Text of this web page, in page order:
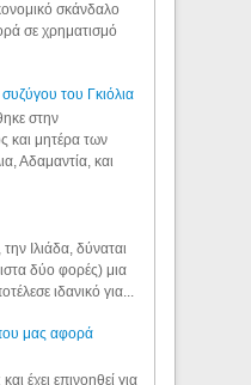
σκάνδαλο
σε χρηματισμό
του Γκιόλια
στην
και μητέρα των
Αδαμαντία, και
Ιλιάδα, δύναται
δύο φορές) μια
ιδανικό για...
μας αφορά
έχει επινοηθεί για